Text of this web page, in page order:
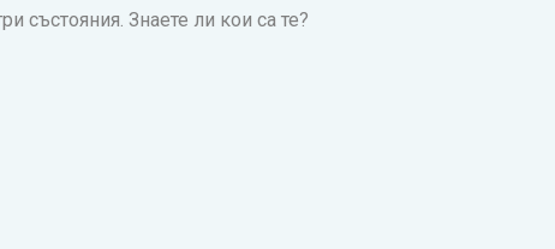
състояния. Знаете ли кои са те?